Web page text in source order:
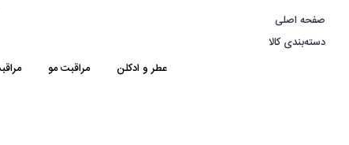
صفحه اصلی
دسته‌بندی کالا
مراقبت مو عطر و ادکلن